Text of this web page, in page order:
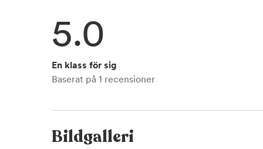
5.0
En klass för sig
Baserat på 1 recensioner
Bildgalleri